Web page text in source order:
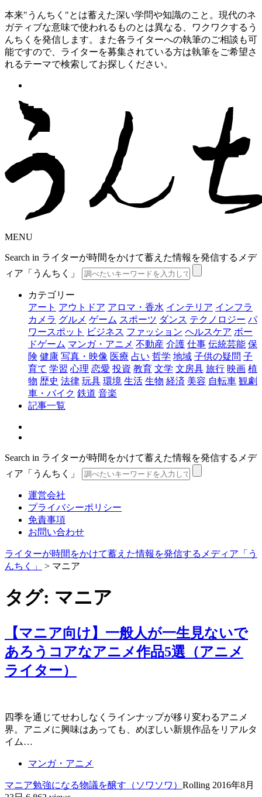
本来"うんちく"とは蓄えた深い学問や知識のこと。現代のネ
ガティブな意味で使われるものとは異なる、ワクワクするう
んちくを発信します。また各ライターへの執筆のご相談も可
能ですので、ライターを募集されている方は執筆をご希望さ
れるテーマで検索してお探しください。
MENU
Search in ライターが時間をかけて蓄えた情報を発信するメデ
ィア「うんちく」
カテゴリー
アート アウトドア アロマ・香水 インテリア インフラ
カメラ グルメ ゲーム スポーツ ダンス テクノロジー パ
ワースポット
ビジネス ファッション ヘルスケア ボー
ドゲーム マンガ・アニメ 不動産 介護 仕事 伝統芸能 保
険 健康 写真・映像 医療 占い 哲学 地域 子供の疑問 子
育て 学習 心理 恋愛 投資 教育 文学 文房具 旅行 映画 植
物 歴史 法律 玩具 環境 生活 生物 経済 美容 自転車 観劇
車・バイク 鉄道 音楽
記事一覧
Search in ライターが時間をかけて蓄えた情報を発信するメデ
ィア「うんちく」
運営会社
プライバシーポリシー
免責事項
お問い合わせ
ライターが時間をかけて蓄えた情報を発信するメディア「う
んちく」
> マニア
タグ: マニア
【マニア向け】一般人が一生見ないで
あろうコアなアニメ作品5選（アニメ
ライター）
四季を通じてせわしなくラインナップが移り変わるアニメ
界。アニメに興味はあっても、めぼしい新規作品をリアルタ
イム…
マンガ・アニメ
マニア勉強になる物議を醸す（ソワソワ） Rolling 2016年8月